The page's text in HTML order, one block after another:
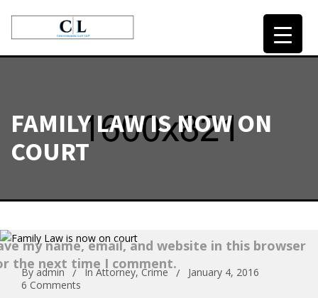
OUR LAWYERS
SERVICES
FAMILY LAW IS NOW ON
COURT
By admin InAttorney,Crime
January 4, 2016
6 Comments
my name, email, and website in this browser
the next time I comment.